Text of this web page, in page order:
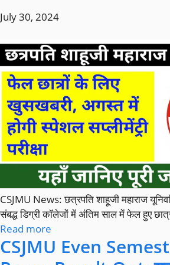
July 30, 2024
CSJMU News: छत्रपति शाहूजी महाराज
संबद्ध डिग्री कॉलेजों में अंतिम साल में फेल हुए
Read more
CSJMU Even